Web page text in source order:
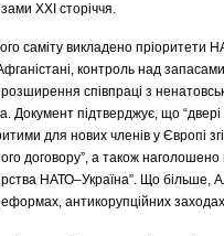
ХХІ сторіччя.
саміту викладено пріоритети
контроль над
співпраці з
Документ підтверджує, що
для нових членів у Європі
договору”, а також наголошено
НАТО–Україна”. Що більше,
антикорупційних